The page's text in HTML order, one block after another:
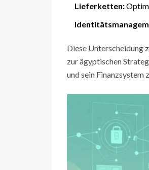
Lieferketten:
Diese Unterscheidung
zur ägyptischen
und sein Finanzsystem